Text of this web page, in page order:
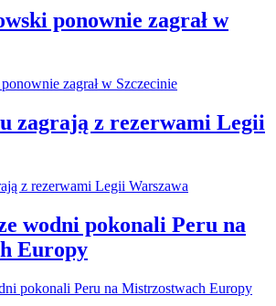
ponownie zagrał w
zagrają z rezerwami Legii
wodni pokonali Peru na
Europy